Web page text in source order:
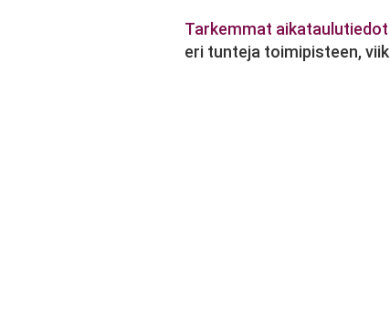
Tarkemmat
eri tunteja toimipisteen,